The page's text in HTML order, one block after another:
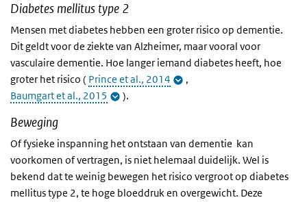
Diabetes mellitus type 2
Mensen met diabetes hebben een groter risico op dementie.
Dit geldt voor de ziekte van Alzheimer, maar vooral voor
vasculaire dementie. Hoe langer iemand diabetes heeft, hoe
groter het risico ( Prince et al., 2014
,
Baumgart et al., 2015
).
Beweging
Of fysieke inspanning het ontstaan van dementie kan
voorkomen of vertragen, is niet helemaal duidelijk. Wel is
bekend dat te weinig bewegen het risico vergroot op diabetes
mellitus type 2, te hoge bloeddruk en overgewicht. Deze